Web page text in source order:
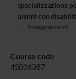
specializzazione
alunni con
Insegnamenti
Course code
4S006387